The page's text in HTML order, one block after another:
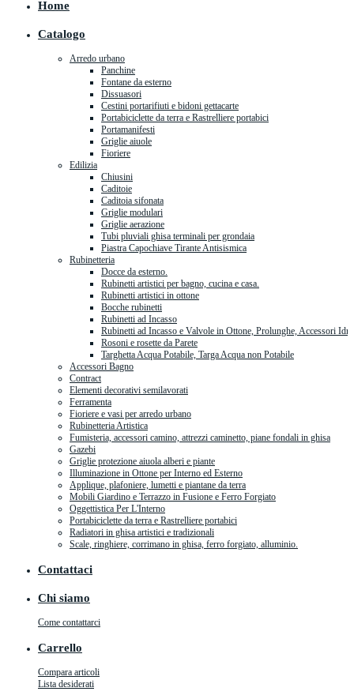
Home
Catalogo
Arredo urbano
Panchine
Fontane da esterno
Dissuasori
Cestini portarifiuti e bidoni gettacarte
Portabiciclette da terra e Rastrelliere portabici
Portamanifesti
Griglie aiuole
Fioriere
Edilizia
Chiusini
Caditoie
Caditoia sifonata
Griglie modulari
Griglie aerazione
Tubi pluviali ghisa terminali per grondaia
Piastra Capochiave Tirante Antisismica
Rubinetteria
Docce da esterno.
Rubinetti artistici per bagno, cucina e casa.
Rubinetti artistici in ottone
Bocche rubinetti
Rubinetti ad Incasso
Rubinetti ad Incasso e Valvole in Ottone, Prolunghe, Accessori
Rosoni e rosette da Parete
Targhetta Acqua Potabile, Targa Acqua non Potabile
Accessori Bagno
Contract
Elementi decorativi semilavorati
Ferramenta
Fioriere e vasi per arredo urbano
Rubinetteria Artistica
Fumisteria, accessori camino, attrezzi caminetto, piane fondali in ghisa
Gazebi
Griglie protezione aiuola alberi e piante
Illuminazione in Ottone per Interno ed Esterno
Applique, plafoniere, lumetti e piantane da terra
Mobili Giardino e Terrazzo in Fusione e Ferro Forgiato
Oggettistica Per L'Interno
Portabiciclette da terra e Rastrelliere portabici
Radiatori in ghisa artistici e tradizionali
Scale, ringhiere, corrimano in ghisa, ferro forgiato, alluminio.
Contattaci
Chi siamo
Come contattarci
Carrello
Compara articoli
Lista desiderati